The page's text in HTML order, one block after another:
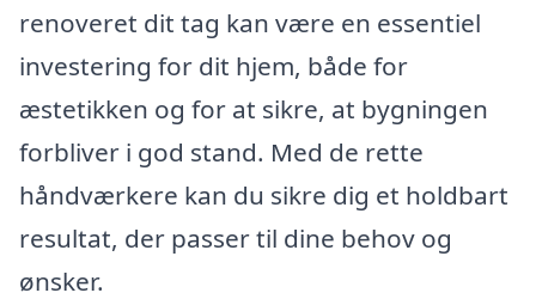
renoveret dit tag kan være en essentiel
investering for dit hjem, både for
æstetikken og for at sikre, at bygningen
forbliver i god stand. Med de rette
håndværkere kan du sikre dig et holdbart
resultat, der passer til dine behov og
ønsker.